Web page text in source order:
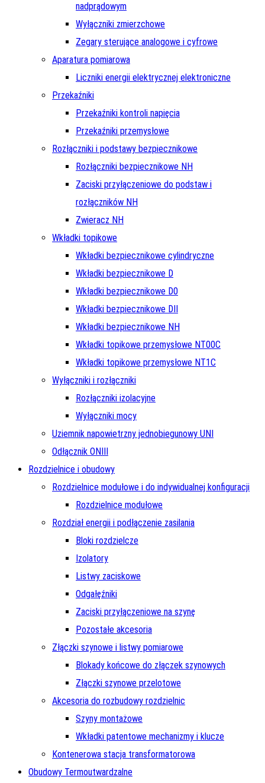
nadprądowym
Wyłączniki zmierzchowe
Zegary sterujące analogowe i cyfrowe
Aparatura pomiarowa
Liczniki energii elektrycznej elektroniczne
Przekaźniki
Przekaźniki kontroli napięcia
Przekaźniki przemysłowe
Rozłączniki i podstawy bezpiecznikowe
Rozłączniki bezpiecznikowe NH
Zaciski przyłączeniowe do podstaw i
rozłączników NH
Zwieracz NH
Wkładki topikowe
Wkładki bezpiecznikowe cylindryczne
Wkładki bezpiecznikowe D
Wkładki bezpiecznikowe D0
Wkładki bezpiecznikowe DII
Wkładki bezpiecznikowe NH
Wkładki topikowe przemysłowe NT00C
Wkładki topikowe przemysłowe NT1C
Wyłączniki i rozłączniki
Rozłączniki izolacyjne
Wyłączniki mocy
Uziemnik napowietrzny jednobiegunowy UNI
Odłącznik ONIII
Rozdzielnice i obudowy
Rozdzielnice modułowe i do indywidualnej konfiguracji
Rozdzielnice modułowe
Rozdział energii i podłączenie zasilania
Bloki rozdzielcze
Izolatory
Listwy zaciskowe
Odgałęźniki
Zaciski przyłączeniowe na szynę
Pozostałe akcesoria
Złączki szynowe i listwy pomiarowe
Blokady końcowe do złączek szynowych
Złączki szynowe przelotowe
Akcesoria do rozbudowy rozdzielnic
Szyny montażowe
Wkładki patentowe mechanizmy i klucze
Kontenerowa stacja transformatorowa
Obudowy Termoutwardzalne